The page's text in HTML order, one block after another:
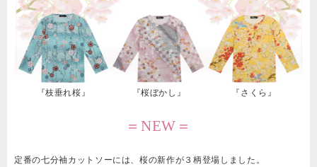
『枝垂れ桜』 『桜ぼかし』 『さくら』
＝NEW＝
定番の七分袖カットソーには、桜の新作が３柄登場しました。